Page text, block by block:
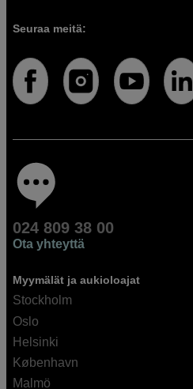
Seuraa meitä:
024 809 38 00
Ota yhteyttä
Myymälät ja aukioloajat
Stockholm
Oslo
Helsinki
København
Malmö